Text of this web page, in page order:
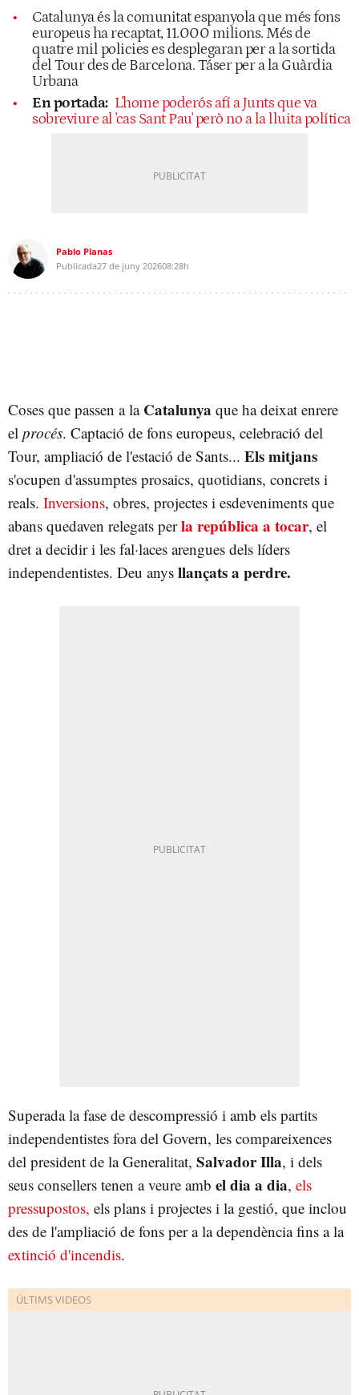
Catalunya és la comunitat espanyola que més fons
europeus ha recaptat, 11.000 milions. Més de
quatre mil policies es desplegaran per a la sortida
del Tour des de Barcelona. Táser per a la Guàrdia
Urbana
En portada: L'home poderós afí a Junts que va
sobreviure al 'cas Sant Pau' però no a la lluita política
Pablo Planas
Publicada27 de juny 202608:28h
Coses que passen a la Catalunya que ha deixat enrere
el procés. Captació de fons europeus, celebració del
Tour, ampliació de l'estació de Sants... Els mitjans
s'ocupen d'assumptes prosaics, quotidians, concrets i
reals. Inversions, obres, projectes i esdeveniments que
abans quedaven relegats perla república a tocar, el
dret a decidir i les fal·laces arengues dels líders
independentistes. Deu anys llançats a perdre.
Superada la fase de descompressió i amb els partits
independentistes fora del Govern, les compareixences
del president de la Generalitat, Salvador Illa, i dels
seus consellers tenen a veure amb el dia a dia, els
pressupostos, els plans i projectes i la gestió, que inclou
des de l'ampliació de fons per a la dependència fins a la
extinció d'incendis.